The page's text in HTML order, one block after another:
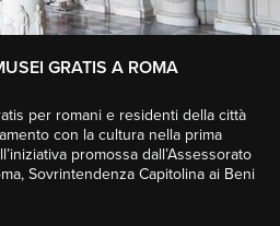
GRATIS A ROMA
per romani e residenti della città
con la cultura nella prima
promossa dall’Assessorato
Sovrintendenza Capitolina ai Beni